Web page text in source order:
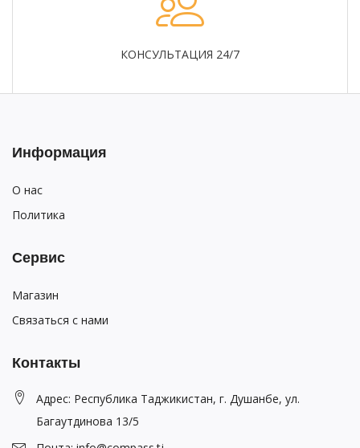
КОНСУЛЬТАЦИЯ 24/7
Информация
О нас
Политика
Сервис
Магазин
Связаться с нами
Контакты
Адрес: Республика Таджикистан, г. Душанбе, ул.
Багаутдинова 13/5